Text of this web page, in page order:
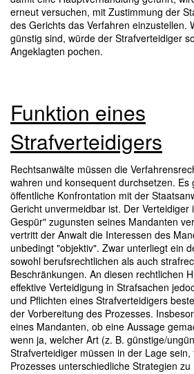
erneut versuchen, mit Zustimmung der
des Gerichts das Verfahren einzustellen.
günstig sind, würde der Strafverteidiger
Angeklagten pochen.
Funktion eines
Strafverteidigers
Rechtsanwälte müssen die
wahren und konsequent durchsetzen.
öffentliche Konfrontation mit der
Gericht unvermeidbar ist. Der Verteidiger
Gespür" zugunsten seines Mandanten
vertritt der Anwalt die Interessen des
unbedingt "objektiv". Zwar unterliegt ein
sowohl berufsrechtlichen als auch
Beschränkungen. An diesen rechtlichen
effektive Verteidigung in Strafsachen
und Pflichten eines Strafverteidigers
der Vorbereitung des Prozesses.
eines Mandanten, ob eine Aussage
wenn ja, welcher Art (z. B. günstige/
Strafverteidiger müssen in der Lage
Prozesses unterschiedliche Strategien zu